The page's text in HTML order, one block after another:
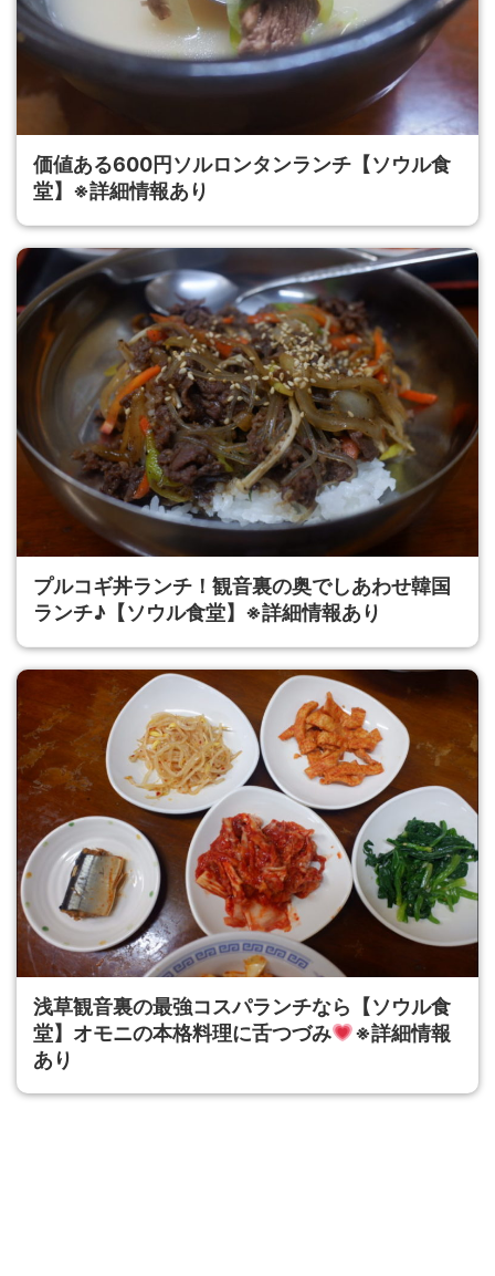
価値ある600円ソルロンタンランチ【ソウル食
堂】※詳細情報あり
プルコギ丼ランチ！観音裏の奥でしあわせ韓国
ランチ♪【ソウル食堂】※詳細情報あり
浅草観音裏の最強コスパランチなら【ソウル食
堂】オモニの本格料理に舌つづみ
※詳細情報
あり